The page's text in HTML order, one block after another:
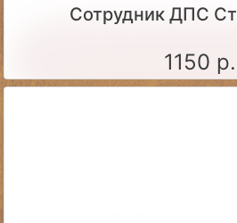
Сотрудник ДПС
1150 р.